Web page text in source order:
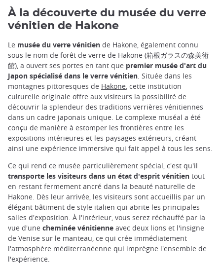
À la découverte du musée du verre
vénitien de Hakone
Le musée du verre vénitien de Hakone, également connu
sous le nom de forêt de verre de Hakone (箱根ガラスの森美術
館), a ouvert ses portes en tant que premier musée d'art du
Japon spécialisé dans le verre vénitien. Située dans les
montagnes pittoresques de Hakone, cette institution
culturelle originale offre aux visiteurs la possibilité de
découvrir la splendeur des traditions verrières vénitiennes
dans un cadre japonais unique. Le complexe muséal a été
conçu de manière à estomper les frontières entre les
expositions intérieures et les paysages extérieurs, créant
ainsi une expérience immersive qui fait appel à tous les sens.
Ce qui rend ce musée particulièrement spécial, c'est qu'il
transporte les visiteurs dans un état d'esprit vénitien tout
en restant fermement ancré dans la beauté naturelle de
Hakone. Dès leur arrivée, les visiteurs sont accueillis par un
élégant bâtiment de style italien qui abrite les principales
salles d'exposition. À l'intérieur, vous serez réchauffé par la
vue d'une cheminée vénitienne avec deux lions et l'insigne
de Venise sur le manteau, ce qui crée immédiatement
l'atmosphère méditerranéenne qui imprègne l'ensemble de
l'expérience.